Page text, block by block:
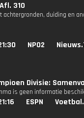
310
achtergronden, duiding en
NPO2
Divisie:
is geen informatie
ESPN